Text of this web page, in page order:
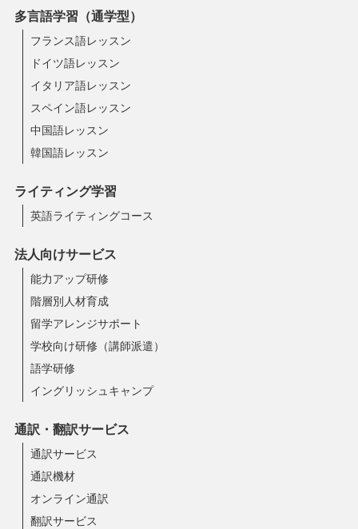
多言語学習（通学型）
フランス語レッスン
ドイツ語レッスン
イタリア語レッスン
スペイン語レッスン
中国語レッスン
韓国語レッスン
ライティング学習
英語ライティングコース
法人向けサービス
能力アップ研修
階層別人材育成
留学アレンジサポート
学校向け研修（講師派遣）
語学研修
イングリッシュキャンプ
通訳・翻訳サービス
通訳サービス
通訳機材
オンライン通訳
翻訳サービス